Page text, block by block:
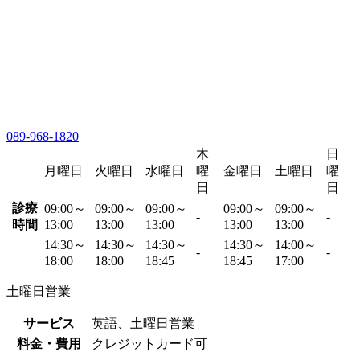
089-968-1820
月曜日 火曜日 水曜日
木
曜
日
金曜日 土曜日
日
曜
日
診療
時間
09:00～
13:00
09:00～
13:00
09:00～
13:00
-
09:00～
13:00
09:00～
13:00
-
14:30～
18:00
14:30～
18:00
14:30～
18:45
-
14:30～
18:45
14:00～
17:00
-
土曜日営業
サービス
英語、土曜日営業
料金・費用
クレジットカード可